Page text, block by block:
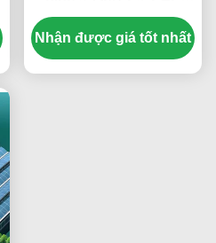
Bọc phim nhựa
Nhận được giá tốt nhất